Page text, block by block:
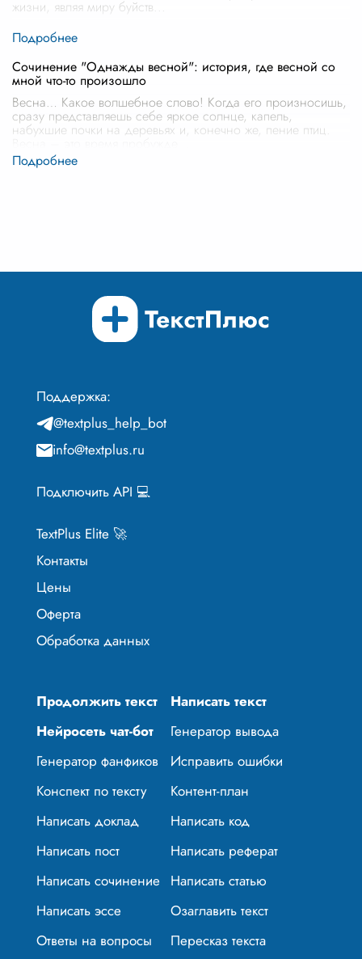
жизни, являя миру буйств
Сочинение "Однажды весной": история, где весной со
мной что-то произошло
Весна… Какое волшебное слово! Когда его произносишь,
сразу представляешь себе яркое солнце, капель,
набухшие почки на деревьях и, конечно же, пение птиц.
Поддержка:
@textplus_help_bot
info@textplus.ru
Подключить API 💻
TextPlus Elite 🚀
Контакты
Цены
Оферта
Обработка данных
Продолжить текст
Написать текст
Нейросеть чат-бот
Генератор вывода
Генератор фанфиков
Исправить ошибки
Конспект по тексту
Контент-план
Написать доклад
Написать код
Написать пост
Написать реферат
Написать сочинение Написать статью
Написать эссе
Озаглавить текст
Ответы на вопросы
Пересказ текста